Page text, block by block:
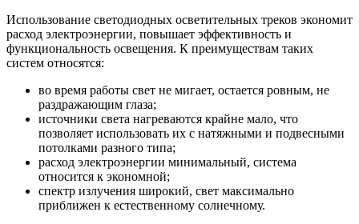
Использование светодиодных осветительных треков экономит
расход электроэнергии, повышает эффективность и
функциональность освещения. К преимуществам таких
систем относятся:
во время работы свет не мигает, остается ровным, не
раздражающим глаза;
источники света нагреваются крайне мало, что
позволяет использовать их с натяжными и подвесными
потолками разного типа;
расход электроэнергии минимальный, система
относится к экономной;
спектр излучения широкий, свет максимально
приближен к естественному солнечному.